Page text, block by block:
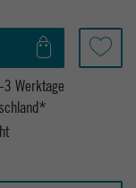
Werktage